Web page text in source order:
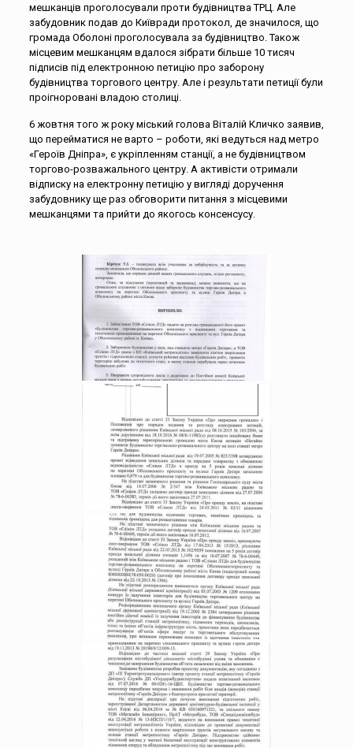
мешканців проголосували проти будівництва ТРЦ. Але
забудовник подав до Київради протокол, де значилося, що
громада Оболоні проголосувала за будівництво. Також
місцевим мешканцям вдалося зібрати більше 10 тисяч
підписів під електронною петицію про заборону
будівництва торгового центру. Але і результати петиції були
проігноровані владою столиці.
6 жовтня того ж року міський голова Віталій Кличко заявив,
що перейматися не варто – роботи, які ведуться над метро
«Героїв Дніпра», є укріпленням станції, а не будівництвом
торгово-розважального центру. А активісти отримали
відписку на електронну петицію у вигляді доручення
забудовнику ще раз обговорити питання з місцевими
мешканцями та прийти до якогось консенсусу.